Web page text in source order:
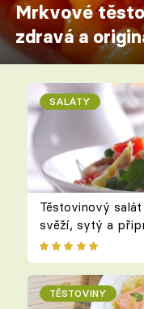
Mrkvové
zdravá a
SALÁTY
Těstovinový
svěží, sytý a
TĚSTOVINY